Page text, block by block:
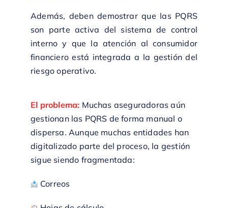
Además, deben demostrar que las PQRS
son parte activa del sistema de control
interno y que la atención al consumidor
financiero está integrada a la gestión del
riesgo operativo.
El problema: Muchas aseguradoras aún
gestionan las PQRS de forma manual o
dispersa. Aunque muchas entidades han
digitalizado parte del proceso, la gestión
sigue siendo fragmentada:
Correos